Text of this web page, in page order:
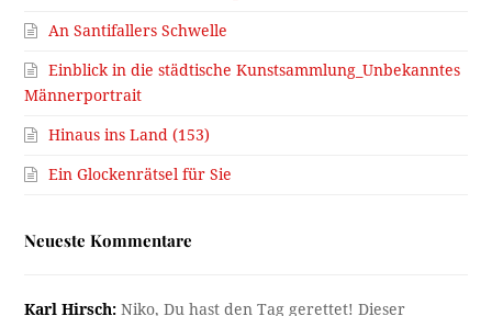
An Santifallers Schwelle
Einblick in die städtische Kunstsammlung_Unbekanntes
Männerportrait
Hinaus ins Land (153)
Ein Glockenrätsel für Sie
Neueste Kommentare
Karl Hirsch: Niko, Du hast den Tag gerettet! Dieser